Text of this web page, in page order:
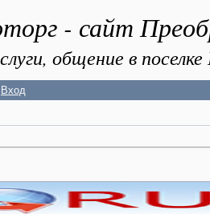
- сайт
общение в
Вход